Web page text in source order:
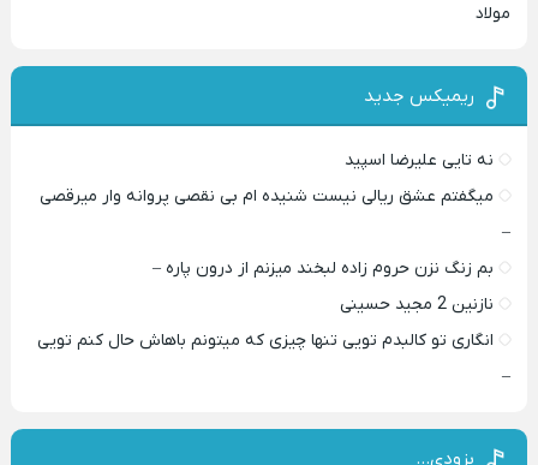
مولاد
ریمیکس جدید
نه تایی علیرضا اسپید
میگفتم عشق ریالی نیست شنیده ام بی نقصی پروانه وار میرقصی
–
بم زنگ نزن حروم زاده لبخند میزنم از درون پاره –
نازنین 2 مجید حسینی
انگاری تو کالبدم تویی تنها چیزی که میتونم باهاش حال کنم تویی
–
بزودی…